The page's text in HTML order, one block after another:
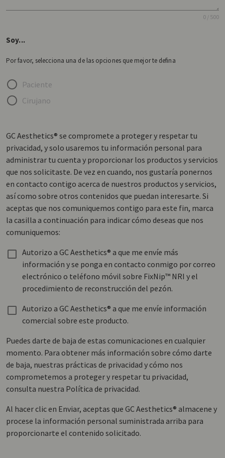
0 / 500
Soy...
Por favor, selecciona una de las opciones que mejor te defina
Paciente
Cirujano
GC Aesthetics® se compromete a proteger y respetar tu
privacidad, y solo usaremos tu información personal para
administrar tu cuenta y proporcionar los productos y servicios
que nos solicitaste. De vez en cuando, nos gustaría ponernos
en contacto contigo acerca de nuestros productos y servicios,
así como sobre otros contenidos que puedan interesarte. Si
aceptas que nos comuniquemos contigo para este fin, marca
la casilla a continuación para indicar cómo deseas que nos
comuniquemos:
Autorizo a GC Aesthetics® a que me envíe más
información y se ponga en contacto conmigo por correo
electrónico o teléfono móvil sobre FixNip™ NRI y el
procedimiento de reconstrucción del pezón.
Autorizo a GC Aesthetics® a que me envíe información
comercial sobre este producto.
Puedes darte de baja de estas comunicaciones en cualquier
momento. Para obtener más información sobre cómo darte
de baja, nuestras prácticas de privacidad y cómo nos
comprometemos a proteger y respetar tu privacidad,
consulta nuestra Política de privacidad.
Al hacer clic en Enviar, aceptas que GC Aesthetics® almacene y
procese la información personal suministrada arriba para
proporcionarte el contenido solicitado.